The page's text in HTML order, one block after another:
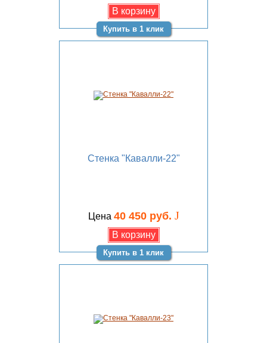
Купить в 1 клик
Стенка "Кавалли-22"
Цена 40 450 руб. J
Купить в 1 клик